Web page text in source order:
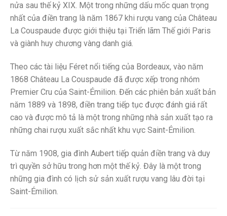
nửa sau thế kỷ XIX. Một trong những dấu mốc quan trọng
nhất của điền trang là năm 1867 khi rượu vang của Château
La Couspaude được giới thiệu tại Triển lãm Thế giới Paris
và giành huy chương vàng danh giá.
Theo các tài liệu Féret nổi tiếng của Bordeaux, vào năm
1868 Château La Couspaude đã được xếp trong nhóm
Premier Cru của Saint-Émilion. Đến các phiên bản xuất bản
năm 1889 và 1898, điền trang tiếp tục được đánh giá rất
cao và được mô tả là một trong những nhà sản xuất tạo ra
những chai rượu xuất sắc nhất khu vực Saint-Émilion.
Từ năm 1908, gia đình Aubert tiếp quản điền trang và duy
trì quyền sở hữu trong hơn một thế kỷ. Đây là một trong
những gia đình có lịch sử sản xuất rượu vang lâu đời tại
Saint-Émilion.